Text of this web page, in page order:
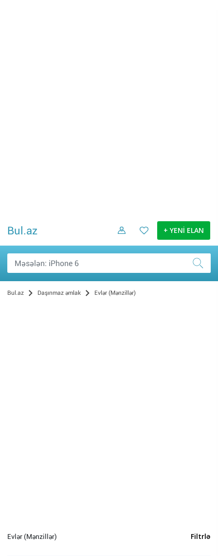
Bul.az + YENİ ELAN
Bul.az Daşınmaz əmlak Evlər (Mənzillər)
Şəki (1)
Evlər (Mənzillər) Filtrlə